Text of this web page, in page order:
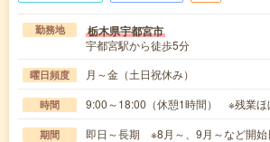
勤務地 栃木県宇都宮市
宇都宮駅から徒歩5分
曜日頻度 月～金（土日祝休み）
時間 9:00～18:00（休憩1時間） ※残業ほ
期間 即日～長期 ※8月～、9月～など開始